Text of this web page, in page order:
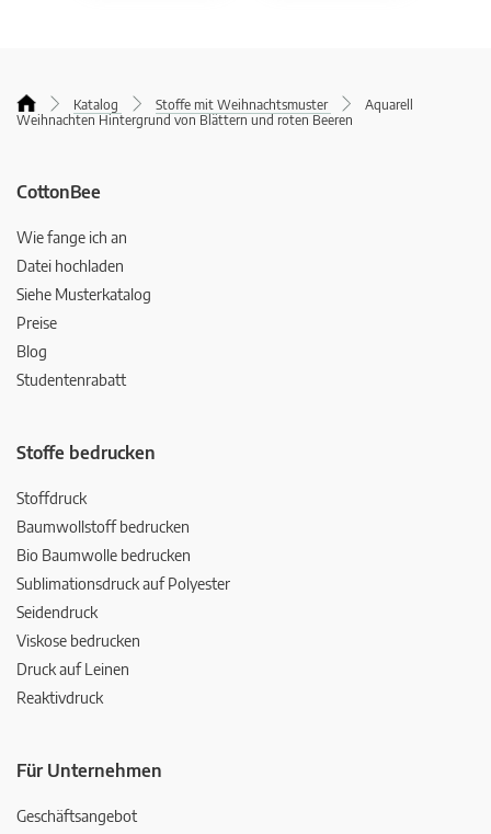
Katalog Stoffe mit Weihnachtsmuster
Aquarell
Weihnachten Hintergrund von Blättern und roten Beeren
CottonBee
Wie fange ich an
Datei hochladen
Siehe Musterkatalog
Preise
Blog
Studentenrabatt
Stoffe bedrucken
Stoffdruck
Baumwollstoff bedrucken
Bio Baumwolle bedrucken
Sublimationsdruck auf Polyester
Seidendruck
Viskose bedrucken
Druck auf Leinen
Reaktivdruck
Für Unternehmen
Geschäftsangebot